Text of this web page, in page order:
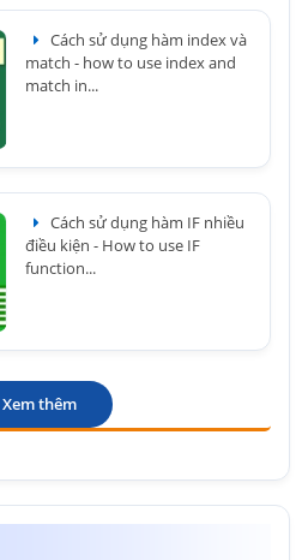
Cách sử dụng hàm index và
match - how to use index and
match in...
Cách sử dụng hàm IF nhiều
điều kiện - How to use IF
function...
Xem thêm